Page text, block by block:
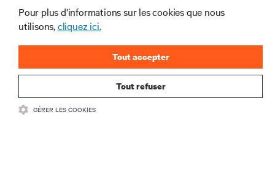
S’INSCRIRE MAINTENANT
Pour plus d’informations sur les cookies que nous
utilisons,cliquez ici.
Tout refuser
Tout accepter
GÉRER LES COOKIES